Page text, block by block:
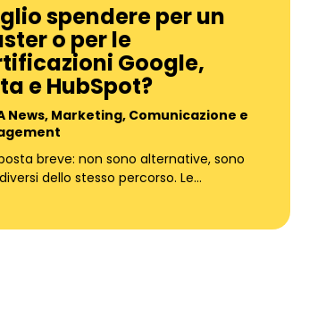
spendere per un
o per le
Google,
e HubSpot?
News, Marketing, Comunicazione e
breve: non sono alternative, sono
dello stesso percorso. Le…